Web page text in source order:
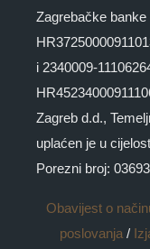
Zagrebačke banke
i 2340009-
Zagreb d.d.,
uplaćen je u
Porezni broj:
Obavijest o
poslovanja /